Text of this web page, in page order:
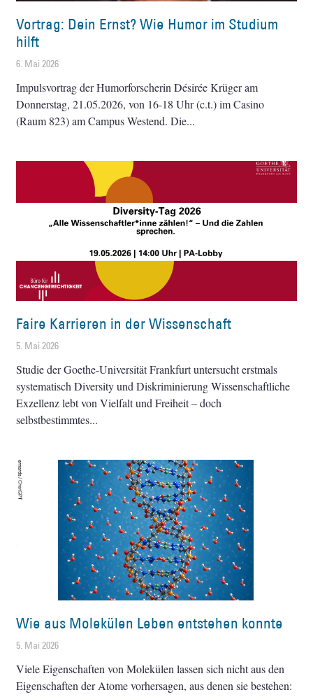
Vortrag: Dein Ernst? Wie Humor im Studium
hilft
6. Mai 2026
Impulsvortrag der Humorforscherin Désirée Krüger am
Donnerstag, 21.05.2026, von 16-18 Uhr (c.t.) im Casino
(Raum 823) am Campus Westend. Die
Faire Karrieren in der Wissenschaft
5. Mai 2026
Studie der Goethe-Universität Frankfurt untersucht erstmals
systematisch Diversity und Diskriminierung Wissenschaftliche
Exzellenz lebt von Vielfalt und Freiheit – doch
selbstbestimmtes
Wie aus Molekülen Leben entstehen konnte
5. Mai 2026
Viele Eigenschaften von Molekülen lassen sich nicht aus den
Eigenschaften der Atome vorhersagen, aus denen sie bestehen: